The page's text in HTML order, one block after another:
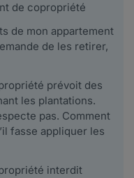
de copropriété
de mon appartement
de les retirer,
prévoit des
les plantations.
pas. Comment
fasse appliquer les
interdit